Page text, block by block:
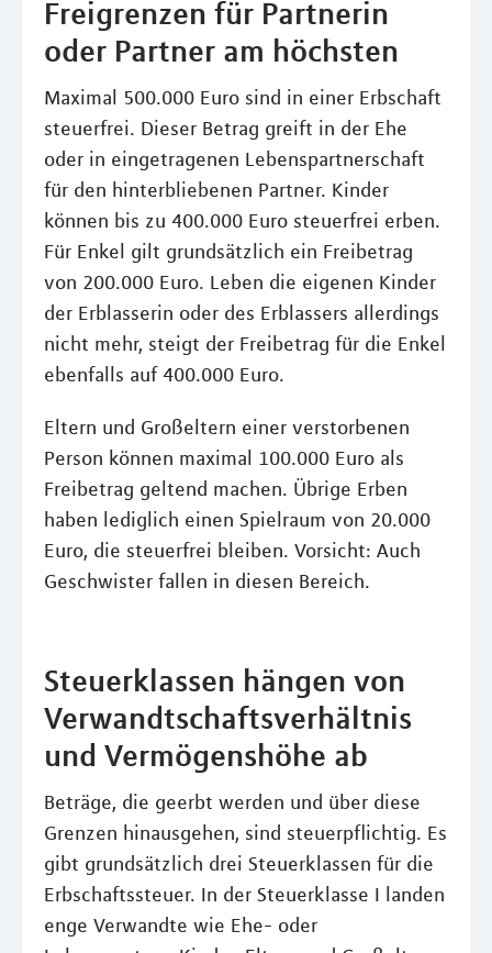
Freigrenzen für Partnerin
oder Partner am höchsten
Maximal 500.000 Euro sind in einer Erbschaft
steuerfrei. Dieser Betrag greift in der Ehe
oder in eingetragenen Lebenspartnerschaft
für den hinterbliebenen Partner. Kinder
können bis zu 400.000 Euro steuerfrei erben.
Für Enkel gilt grundsätzlich ein Freibetrag
von 200.000 Euro. Leben die eigenen Kinder
der Erblasserin oder des Erblassers allerdings
nicht mehr, steigt der Freibetrag für die Enkel
ebenfalls auf 400.000 Euro.
Eltern und Großeltern einer verstorbenen
Person können maximal 100.000 Euro als
Freibetrag geltend machen. Übrige Erben
haben lediglich einen Spielraum von 20.000
Euro, die steuerfrei bleiben. Vorsicht: Auch
Geschwister fallen in diesen Bereich.
Steuerklassen hängen von
Verwandtschaftsverhältnis
und Vermögenshöhe ab
Beträge, die geerbt werden und über diese
Grenzen hinausgehen, sind steuerpflichtig. Es
gibt grundsätzlich drei Steuerklassen für die
Erbschaftssteuer. In der Steuerklasse I landen
enge Verwandte wie Ehe- oder